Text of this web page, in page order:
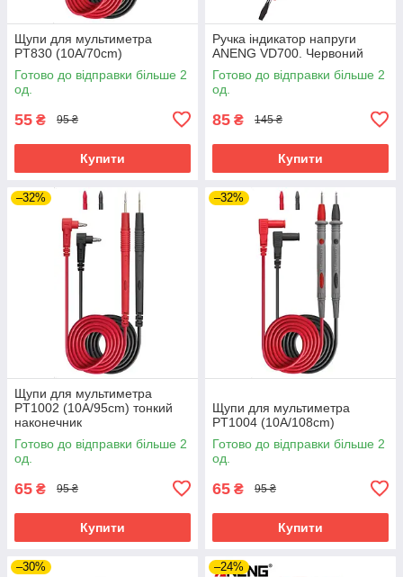
Щупи для мультиметра
PT830 (10A/70cm)
Готово до відправки більше 2
од.
55 ₴ 95 ₴
Купити
Ручка індикатор напруги
ANENG VD700. Червоний
Готово до відправки більше 2
од.
85 ₴ 145 ₴
Купити
–32%
Щупи для мультиметра
PT1002 (10A/95cm) тонкий
наконечник
Готово до відправки більше 2
од.
65 ₴ 95 ₴
Купити
–32%
Щупи для мультиметра
PT1004 (10A/108cm)
Готово до відправки більше 2
од.
65 ₴ 95 ₴
Купити
–30% –24%